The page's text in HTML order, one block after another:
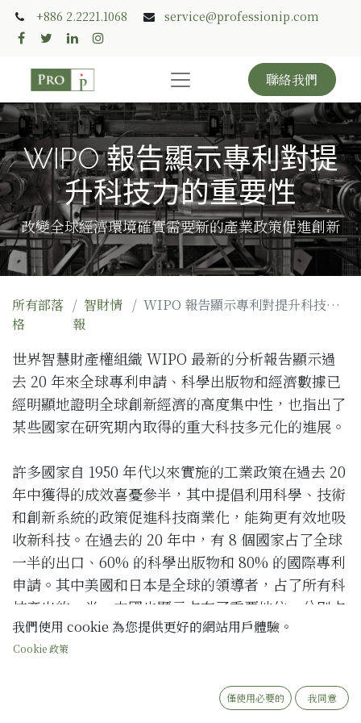
+886 2.2221.1068 service@professionip.com
聯絡我們
WIPO 報告顯示專利對提
升科技力的重要性
改變全球經濟環境確實需要新的產業政策促進創新
所有部落
格
智財情
報
WIPO 報告顯示專利對提升科技力的重要性
世界智慧財產權組織 WIPO 最新的分析報告顯示過
去 20 年來全球專利申請、科學出版物和經濟數據已
經明顯地證明全球創新經濟的高度集中性，也指出了
某些國家在研究期內取得的重大科技多元化的進展。
許多國家自 1950 年代以來實施的工業政策在過去 20
年中獲得的成效喜憂參半，其中提倡利用科學、技術
和創新系統的政策促進科技商業化，能夠更有效地吸
收新科技。在過去的 20 年中，有 8 個國家占了全球
一半的出口、60% 的科學出版物和 80% 的國際專利
申請。其中美國和日本是全球的領導者，占了所有科
技產出的一半。中國也顯示占有了重要地位，分別占
科學產出和產出量的 14% 和 10%。中國的專利申請
激增也使其科技實力顯著提升，例如：2001 年到
年到 2020 年的研究期，此比例已上升到 94%。德國
我們使用 cookie 為您提供更好的網站用戶體驗。
Cookie 政策
僅使用必要的 我同意